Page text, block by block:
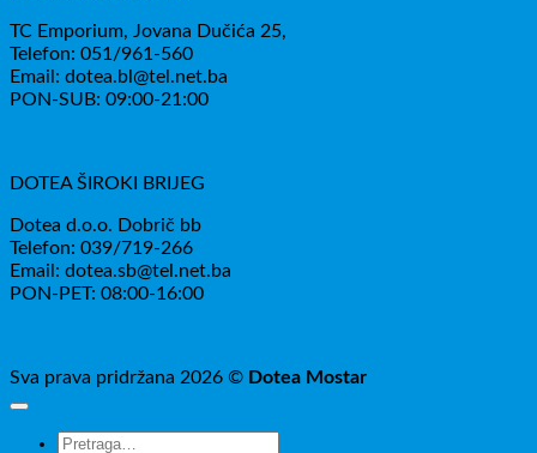
TC Emporium, Jovana Dučića 25,
Telefon: 051/961-560
Email: dotea.bl@tel.net.ba
PON-SUB: 09:00-21:00
DOTEA ŠIROKI BRIJEG
Dotea d.o.o. Dobrič bb
Telefon: 039/719-266
Email: dotea.sb@tel.net.ba
PON-PET: 08:00-16:00
Sva prava pridržana 2026 © Dotea Mostar
Pretraži: